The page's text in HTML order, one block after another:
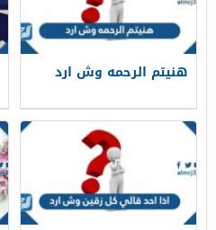
هنيتم الرحمه وش ارد